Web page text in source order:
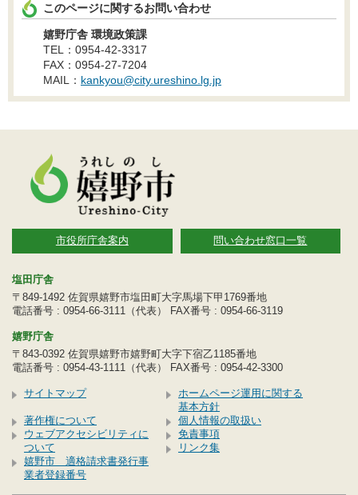
このページに関するお問い合わせ
嬉野庁舎 環境政策課
TEL：0954-42-3317
FAX：0954-27-7204
MAIL： kankyou@city.ureshino.lg.jp
市役所庁舎案内 問い合わせ窓口一覧
塩田庁舎
〒849-1492 佐賀県嬉野市塩田町大字馬場下甲1769番地
電話番号 : 0954-66-3111（代表） FAX番号 : 0954-66-3119
嬉野庁舎
〒843-0392 佐賀県嬉野市嬉野町大字下宿乙1185番地
電話番号 : 0954-43-1111（代表） FAX番号 : 0954-42-3300
サイトマップ
ホームページ運用に関する
基本方針
著作権について
個人情報の取扱い
ウェブアクセシビリティに
ついて
免責事項
リンク集
嬉野市 適格請求書発行事
業者登録番号